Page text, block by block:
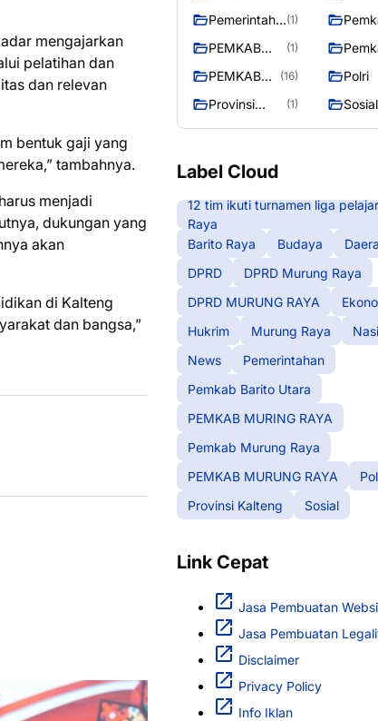
mengajarkan
pelatihan dan
dan relevan
bentuk gaji yang
tambahnya.
menjadi
dukungan yang
akan
di Kalteng
dan bangsa,”
Pemerintaha (1)
PEMKAB
RAYA
(1)
Raya
PEMKAB
RAYA
(16) Polri
Provinsi
(1) Sosial
Label Cloud
12 tim ikuti turnamen liga
Raya
Barito Raya
Budaya
DPRD
DPRD Murung Raya
DPRD MURUNG RAYA
Hukrim
Murung Raya
News
Pemerintahan
Pemkab Barito Utara
PEMKAB MURING RAYA
Pemkab Murung Raya
PEMKAB MURUNG RAYA
Provinsi Kalteng
Sosial
Link Cepat
Jasa Pembuatan
Jasa Pembuatan
Disclaimer
Privacy Policy
Info Iklan